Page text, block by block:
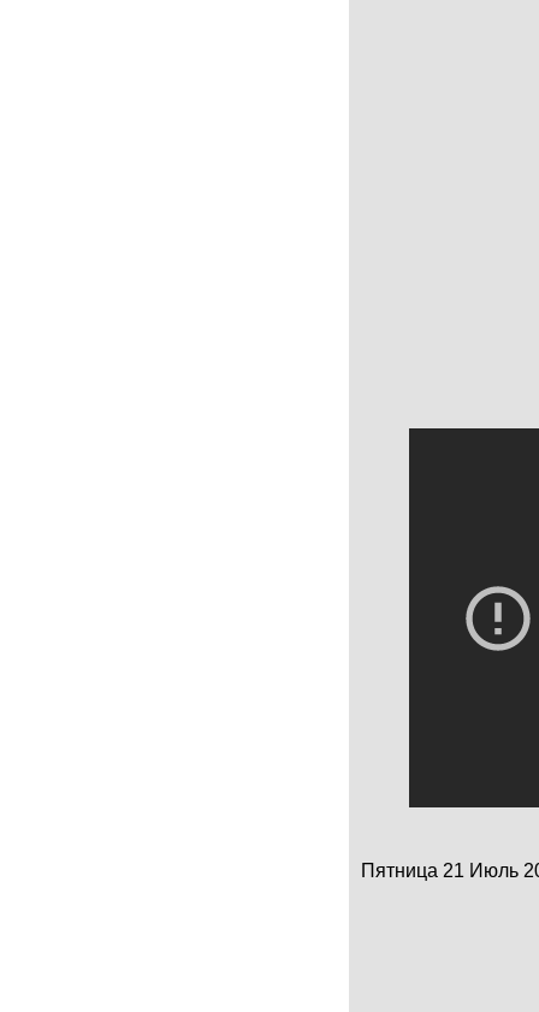
Пятница 21 Июль